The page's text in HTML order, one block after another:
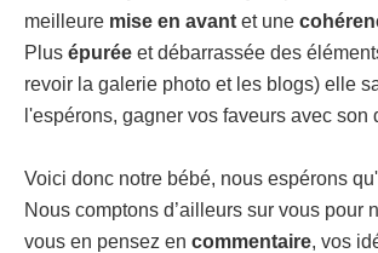
meilleure mise en avant et une
Plus épurée et débarrassée des
revoir la galerie photo et les blogs) elle
l'espérons, gagner vos faveurs avec son
Voici donc notre bébé, nous espérons
Nous comptons d’ailleurs sur vous pour
vous en pensez en commentaire, vos